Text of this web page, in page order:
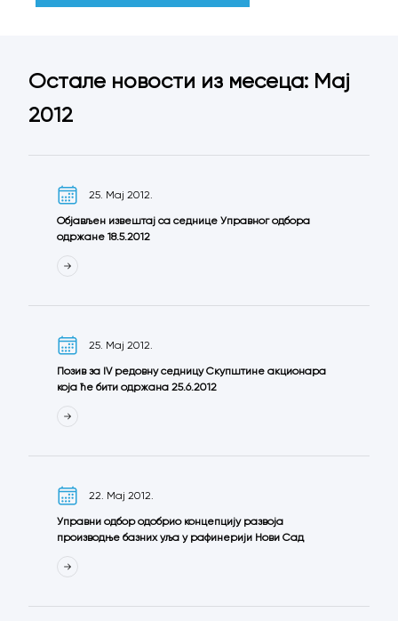
Остале новости из месеца: Мај
2012
25. Мај 2012.
Објављен извештај са седнице Управног одбора
одржане 18.5.2012
25. Мај 2012.
Позив за IV редовну седницу Скупштине акционара
која ће бити одржана 25.6.2012
22. Мај 2012.
Управни одбор одобрио концепцију развоја
производње базних уља у рафинерији Нови Сад